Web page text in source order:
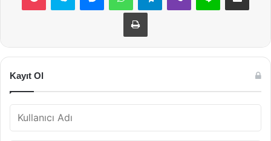
Yazdır
Kayıt Ol